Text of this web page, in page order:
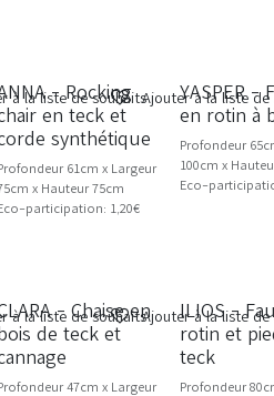
- Rocking
en teck et
synthétique
61cm x Largeur
x Hauteur 75cm
participation: 1,20€
à la liste de souhaits
YASPER -
en rotin à
Profondeur
100cm x
Eco-
Ajouter à la liste de
NOUVEAU- Chaise en
de teck et
47cm x Largeur
à la liste de souhaits
ILIOS -
rotin et
teck
Profondeur
Ajouter à la liste de